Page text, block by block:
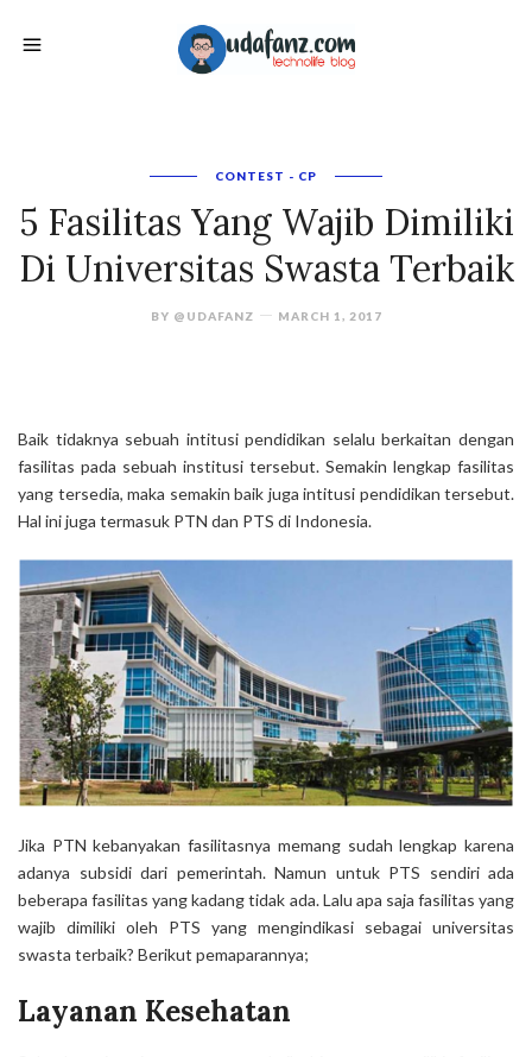
CONTEST - CP
5 Fasilitas Yang Wajib Dimiliki
Di Universitas Swasta Terbaik
BY @UDAFANZ MARCH 1, 2017
Baik tidaknya sebuah intitusi pendidikan selalu berkaitan dengan
fasilitas pada sebuah institusi tersebut. Semakin lengkap fasilitas
yang tersedia, maka semakin baik juga intitusi pendidikan tersebut.
Hal ini juga termasuk PTN dan PTS di Indonesia.
Jika PTN kebanyakan fasilitasnya memang sudah lengkap karena
adanya subsidi dari pemerintah. Namun untuk PTS sendiri ada
beberapa fasilitas yang kadang tidak ada. Lalu apa saja fasilitas yang
wajib dimiliki oleh PTS yang mengindikasi sebagai universitas
swasta terbaik? Berikut pemaparannya;
Layanan Kesehatan